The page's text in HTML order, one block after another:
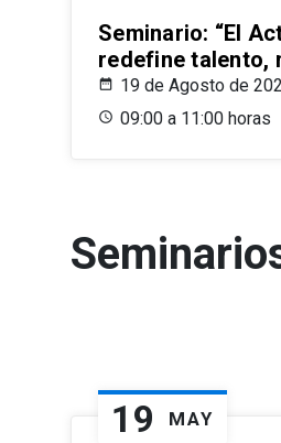
Seminario: “El
redefine talento,
19 de Agosto de
09:00 a 11:00 horas
19 MAY